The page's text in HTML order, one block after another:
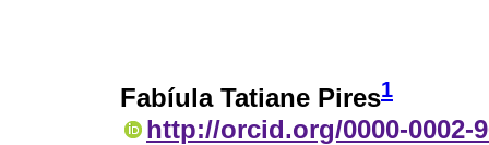
Fabíula Tatiane Pires1
http://orcid.org/0000-0002-